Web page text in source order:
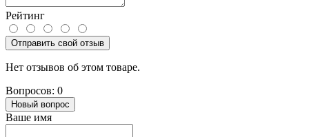
Рейтинг
Отправить свой отзыв
Нет отзывов об этом товаре.
Вопросов: 0
Новый вопрос
Ваше имя